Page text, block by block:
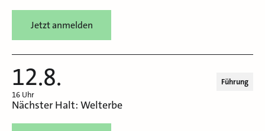
Jetzt anmelden
12.8.
16 Uhr
Führung
Nächster Halt: Welterbe